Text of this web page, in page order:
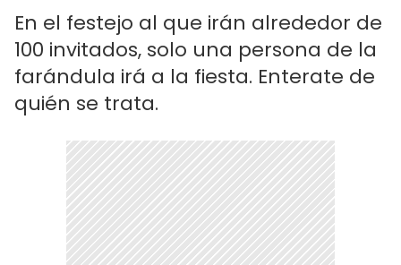
En el festejo al que irán alrededor de
100 invitados, solo una persona de la
farándula irá a la fiesta. Enterate de
quién se trata.